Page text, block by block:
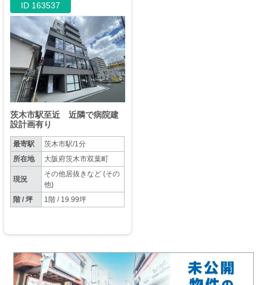
ID 163537
茨木市駅至近 近隣で病院建
設計画有り
最寄駅
茨木市駅/1分
所在地
大阪府茨木市双葉町
現況
その他居抜きなど (その
他)
階 / 坪
1階 / 19.99坪